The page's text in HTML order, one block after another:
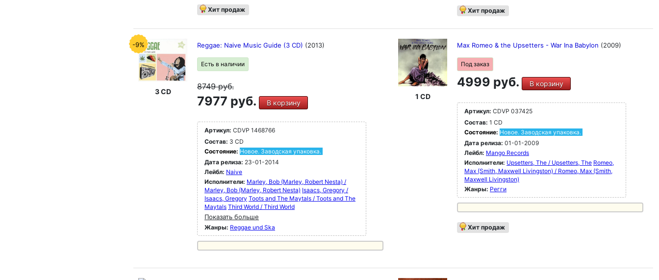
Хит продаж Хит продаж
-9%
3 CD
Reggae: Naive Music Guide (3 CD) (2013)
Есть в наличии
8749руб.
7977 руб. В корзину
Артикул: CDVP 1468766
Состав: 3 CD
Состояние: Новое. Заводская упаковка.
Дата релиза: 23-01-2014
Лейбл: Naive
Исполнители: Marley, Bob (Marley, Robert Nesta) /
Marley, Bob (Marley, Robert Nesta) Isaacs, Gregory /
Isaacs, Gregory Toots and The Maytals / Toots and The
Maytals Third World / Third World
Показать больше
Жанры: Reggae und Ska
1 CD
Max Romeo & the Upsetters - War Ina Babylon (2009)
Под заказ
4999 руб. В корзину
Артикул: CDVP 037425
Состав: 1 CD
Состояние: Новое. Заводская упаковка.
Дата релиза: 01-01-2009
Лейбл: Mango Records
Исполнители: Upsetters, The / Upsetters, The Romeo,
Max (Smith, Maxwell Livingston) / Romeo, Max (Smith,
Maxwell Livingston)
Жанры: Регги
Хит продаж